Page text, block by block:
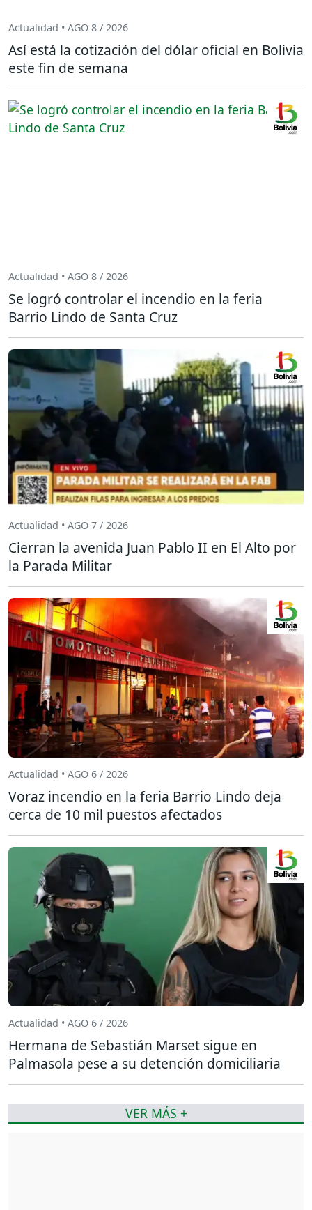
Actualidad • AGO 8 / 2026
Así está la cotización del dólar oficial en Bolivia
este fin de semana
Actualidad • AGO 8 / 2026
Se logró controlar el incendio en la feria
Barrio Lindo de Santa Cruz
Actualidad • AGO 7 / 2026
Cierran la avenida Juan Pablo II en El Alto por
la Parada Militar
Actualidad • AGO 6 / 2026
Voraz incendio en la feria Barrio Lindo deja
cerca de 10 mil puestos afectados
Actualidad • AGO 6 / 2026
Hermana de Sebastián Marset sigue en
Palmasola pese a su detención domiciliaria
VER MÁS +